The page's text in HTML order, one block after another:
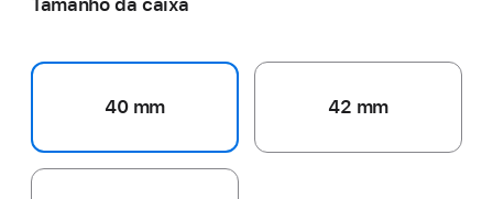
Tamanho da caixa
40 mm 42 mm